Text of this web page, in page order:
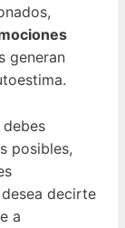
generan
posibles,
decirte
a